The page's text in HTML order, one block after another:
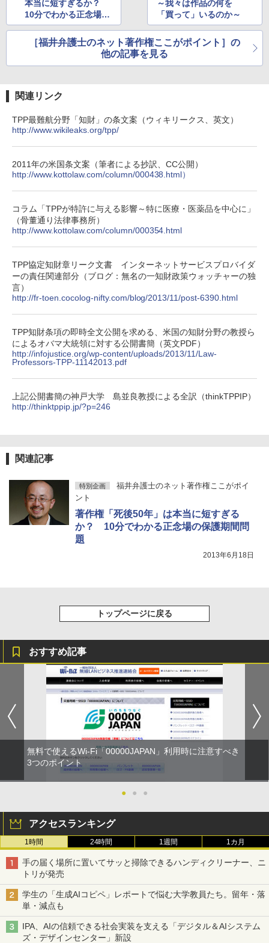
本当に短すぎるか？
10分でわかる正念場の
保護期間問題
～我々は作品の何を
「買って」いるのか～
［福井弁護士のネット著作権ここがポイント］の
他の記事を見る
関連リンク
TPP最難航分野「知財」の条文案（ウィキリークス、英文）
http://www.wikileaks.org/tpp/
2011年の米国条文案（筆者による抄訳、CC公開）
http://www.kottolaw.com/column/000438.html）
コラム「TPPが特許に与える影響～特に医療・医薬品を中心に」
（骨董通り法律事務所）
http://www.kottolaw.com/column/000354.html
TPP協定知財章リーク文書 インターネットサービスプロバイダ
ーの責任関連部分（ブログ：無名の一知財政策ウォッチャーの独
言）
http://fr-toen.cocolog-nifty.com/blog/2013/11/post-6390.html
TPP知財条項の即時全文公開を求める、米国の知財分野の教授ら
によるオバマ大統領に対する公開書簡（英文PDF）
http://infojustice.org/wp-content/uploads/2013/11/Law-
Professors-TPP-11142013.pdf
上記公開書簡の神戸大学 島並良教授による全訳（thinkTPPIP）
http://thinktppip.jp/?p=246
関連記事
特別企画
福井弁護士のネット著作権ここがポイ
ント
著作権「死後50年」は本当に短すぎる
か？ 10分でわかる正念場の保護期間問
題
2013年6月18日
トップページに戻る
おすすめ記事
無料で使えるWi-Fi「00000JAPAN」利用時に注意すべき
3つのポイント
● ● ●
アクセスランキング
1時間 24時間 1週間 1カ月
手の届く場所に置いてサッと掃除できるハンディクリーナー、ニ
トリが発売
学生の「生成AIコピペ」レポートで悩む大学教員たち。留年・落
単・減点も
IPA、AIの信頼できる社会実装を支える「デジタル＆AIシステム
ズ・デザインセンター」新設